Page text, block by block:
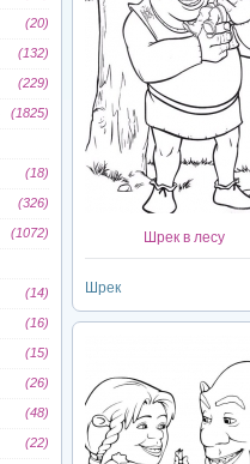
(20)
(132)
(229)
(1825)
(18)
(326)
(1072)
(14)
(16)
(15)
(26)
(48)
(22)
Шрек в лесу
Шрек